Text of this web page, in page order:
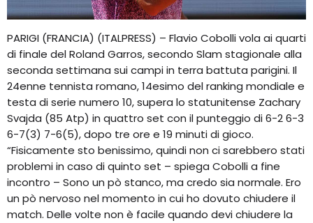
PARIGI (FRANCIA) (ITALPRESS) – Flavio Cobolli vola ai quarti
di finale del Roland Garros, secondo Slam stagionale alla
seconda settimana sui campi in terra battuta parigini. Il
24enne tennista romano, 14esimo del ranking mondiale e
testa di serie numero 10, supera lo statunitense Zachary
Svajda (85 Atp) in quattro set con il punteggio di 6-2 6-3
6-7(3) 7-6(5), dopo tre ore e 19 minuti di gioco.
“Fisicamente sto benissimo, quindi non ci sarebbero stati
problemi in caso di quinto set – spiega Cobolli a fine
incontro – Sono un pò stanco, ma credo sia normale. Ero
un pò nervoso nel momento in cui ho dovuto chiudere il
match. Delle volte non è facile quando devi chiudere la